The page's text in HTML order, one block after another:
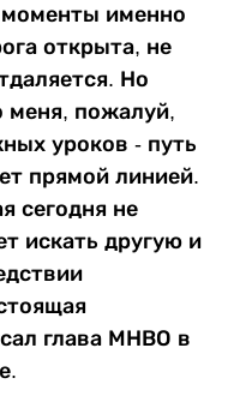
именно
открыта, не
Но
меня, пожалуй,
уроков - путь
прямой линией.
сегодня не
искать другую и
глава МНВО в